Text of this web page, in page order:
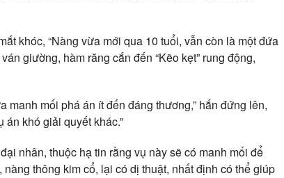
khóc, “Nàng vừa mới qua 10 tuổi, vẫn còn là một đứa
giường, hàm răng cắn đến “Kẽo kẹt” rung động,
manh mối phá án ít đến đáng thương,” hắn đứng lên,
án khó giải quyết khác.”
nhân, thuộc hạ tin rằng vụ này sẽ có manh mối để
thông kim cổ, lại có dị thuật, nhất định có thể giúp